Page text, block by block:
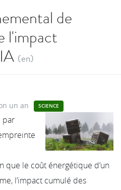
de
l'impact
(en)
un an SCIENCE
par
que le coût énergétique d’un
l’impact cumulé des